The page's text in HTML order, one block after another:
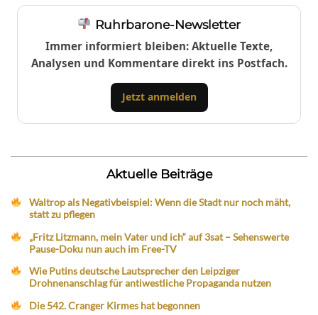
Ruhrbarone-Newsletter
Immer informiert bleiben: Aktuelle Texte,
Analysen und Kommentare direkt ins Postfach.
Jetzt anmelden
Aktuelle Beiträge
Waltrop als Negativbeispiel: Wenn die Stadt nur noch mäht,
statt zu pflegen
„Fritz Litzmann, mein Vater und ich“ auf 3sat – Sehenswerte
Pause-Doku nun auch im Free-TV
Wie Putins deutsche Lautsprecher den Leipziger
Drohnenanschlag für antiwestliche Propaganda nutzen
Die 542. Cranger Kirmes hat begonnen